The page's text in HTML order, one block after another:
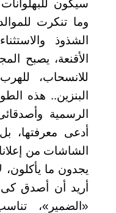
سيكون
وما تنكرت
الشذوذ
الأقنعة، يصبح
للانسحاب،
البنزين.. هذه
الرسمية
أدعى معرفتها،
الشاشات من
يجدون ما يأكلون،
أريد أن أصدق
«الضمير»،